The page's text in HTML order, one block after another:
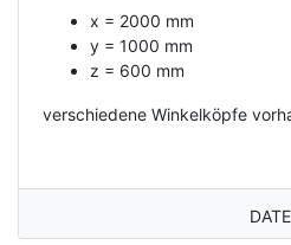
x = 2000 mm
y = 1000 mm
z = 600 mm
verschiedene Winkelköpfe